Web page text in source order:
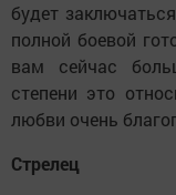
будет
полной боевой
вам сейчас
степени это
любви очень
Стрелец